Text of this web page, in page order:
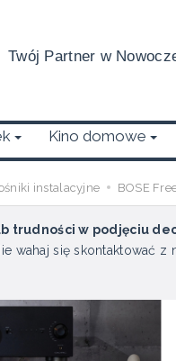
Twój Partner w
Kino domowe
instalacyjne BOSE
trudności w podjęciu
wahaj się skontaktować